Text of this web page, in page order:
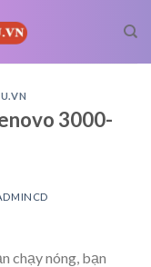
3000-
chạy nóng, bạn